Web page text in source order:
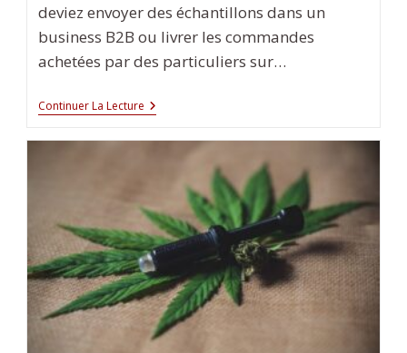
deviez envoyer des échantillons dans un
business B2B ou livrer les commandes
achetées par des particuliers sur…
Continuer La Lecture Trouver
Le
Votre
Business